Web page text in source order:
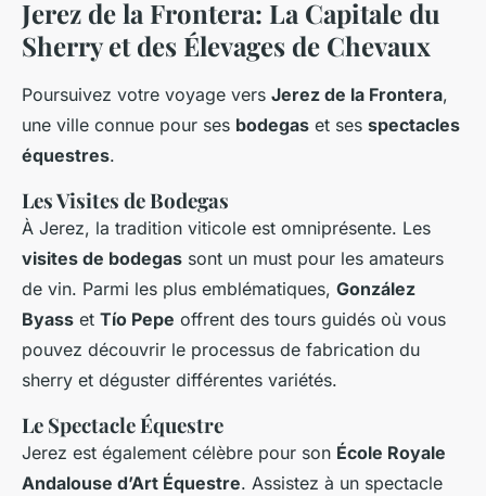
Jerez de la Frontera: La Capitale du
Sherry et des Élevages de Chevaux
Poursuivez votre voyage vers Jerez de la Frontera,
une ville connue pour ses bodegas et ses spectacles
équestres.
Les Visites de Bodegas
À Jerez, la tradition viticole est omniprésente. Les
visites de bodegas sont un must pour les amateurs
de vin. Parmi les plus emblématiques, González
Byass et Tío Pepe offrent des tours guidés où vous
pouvez découvrir le processus de fabrication du
sherry et déguster différentes variétés.
Le Spectacle Équestre
Jerez est également célèbre pour son École Royale
Andalouse d’Art Équestre. Assistez à un spectacle